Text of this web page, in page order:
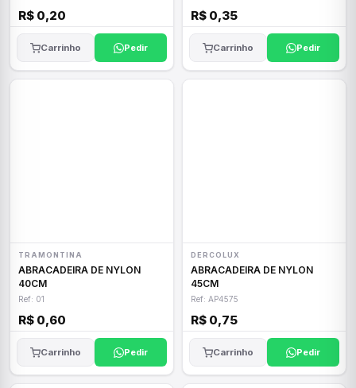
R$ 0,20
Carrinho Pedir
R$ 0,35
Carrinho Pedir
TRAMONTINA
ABRACADEIRA DE NYLON
40CM
Ref: 01
R$ 0,60
Carrinho Pedir
DERCOLUX
ABRACADEIRA DE NYLON
45CM
Ref: AP4575
R$ 0,75
Carrinho Pedir